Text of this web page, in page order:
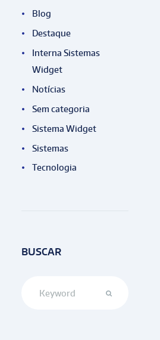
Blog
Destaque
Interna Sistemas
Widget
Notícias
Sem categoria
Sistema Widget
Sistemas
Tecnologia
BUSCAR